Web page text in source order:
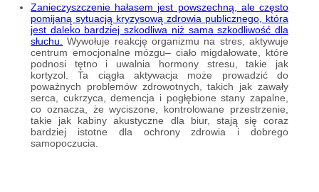
Zanieczyszczenie hałasem jest powszechną, ale często
pomijaną sytuacją kryzysową zdrowia publicznego, która
jest daleko bardziej szkodliwa niż sama szkodliwość dla
słuchu.
Wywołuje reakcję organizmu na stres, aktywuje
centrum emocjonalne mózgu– ciało migdałowate, które
podnosi tętno i uwalnia hormony stresu, takie jak
kortyzol. Ta ciągła aktywacja może prowadzić do
poważnych problemów zdrowotnych, takich jak zawały
serca, cukrzyca, demencja i pogłębione stany zapalne,
co oznacza, że wyciszone, kontrolowane przestrzenie,
takie jak kabiny akustyczne dla biur, stają się coraz
bardziej istotne dla ochrony zdrowia i dobrego
samopoczucia.